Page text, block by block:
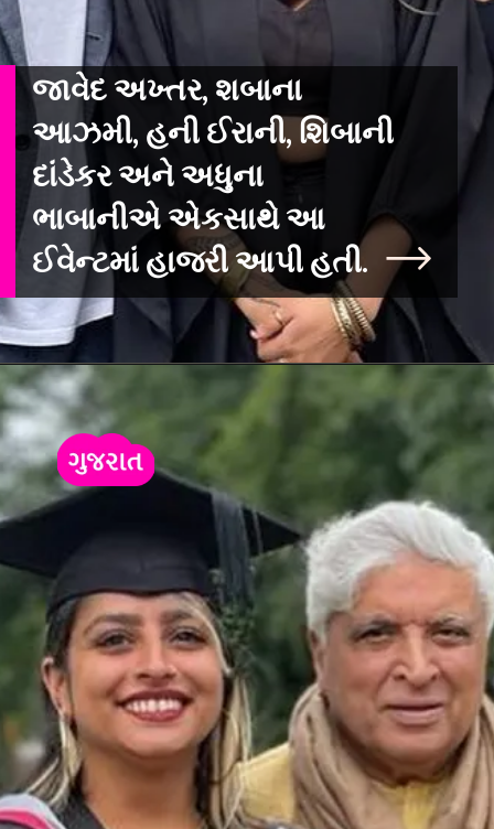
જાવેદ અખ્તર, શબાના
આઝમી, હની ઈરાની, શિબાની
દાંડેકર અને અધુના
ભાબાનીએ એકસાથે આ